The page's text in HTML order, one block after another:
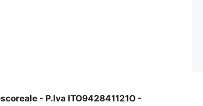
- P.Iva ITO942841121O -